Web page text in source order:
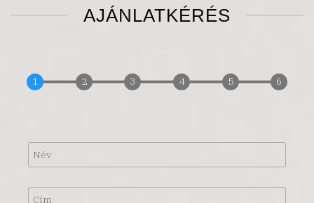
AJÁNLATKÉRÉS
Név
Cím